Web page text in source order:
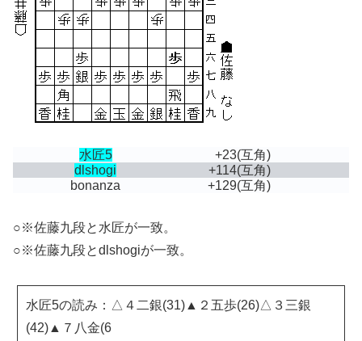
水匠5 +23(互角)
dlshogi
+114(互角)
bonanza
+129(互角)
○※佐藤九段と水匠が一致。
○※佐藤九段とdlshogiが一致。
水匠5の読み：△４二銀(31)▲２五歩(26)△３三銀
(42)▲７八金(6